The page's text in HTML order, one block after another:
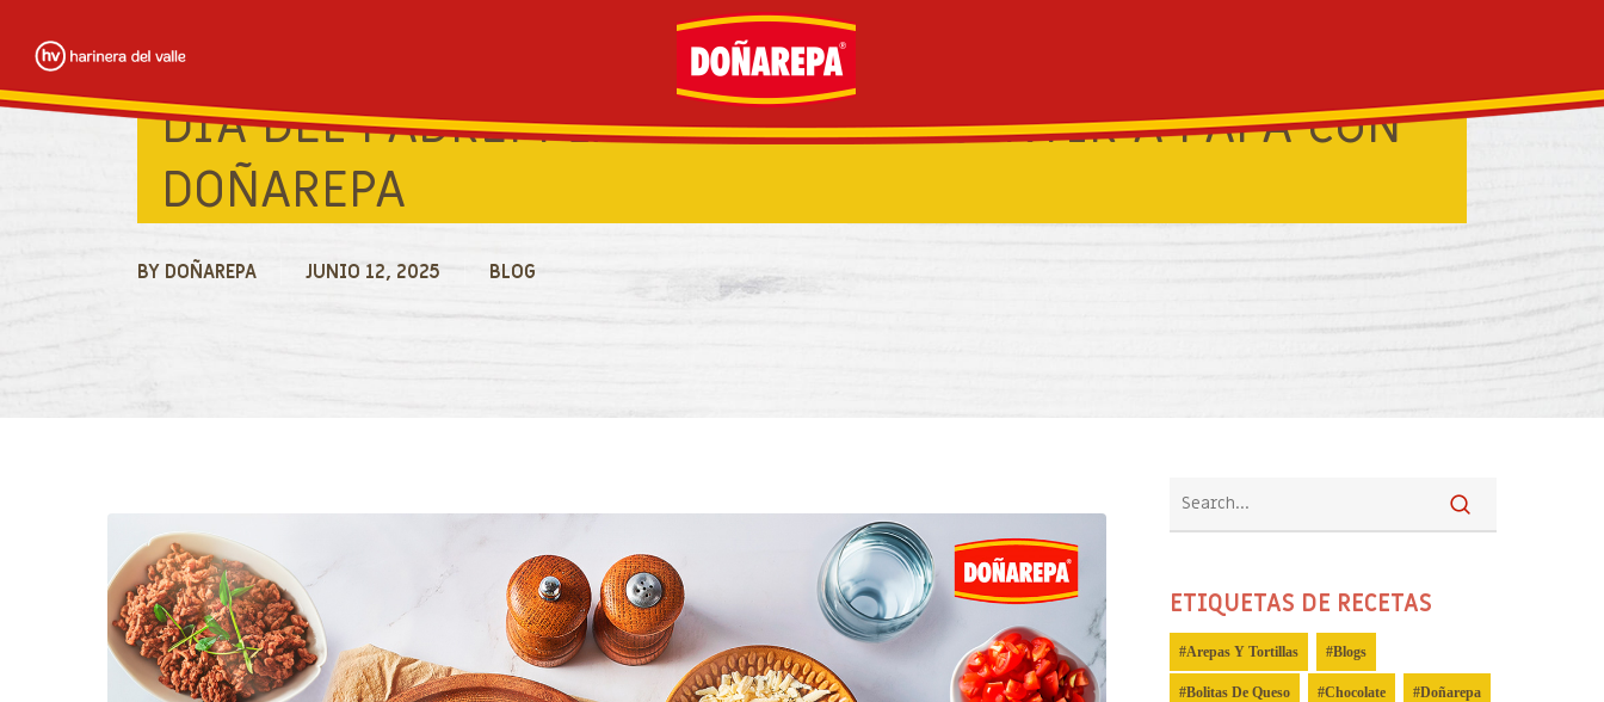
content
ECUADOR
PANAMÁ
DÍA DEL PADRE: PLATOS PARA CONSENTIR A PAPÁ CON
DOÑAREPA
BY DOÑAREPA JUNIO 12, 2025 BLOG
ETIQUETAS DE RECETAS
Arepas Y Tortillas Blogs
Bolitas De Queso Chocolate Doñarepa